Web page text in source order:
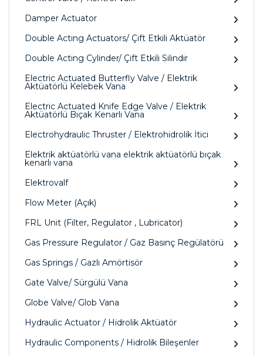
Damper Actuator
Double Acting Actuators/ Çift Etkili Aktüatör
Double Acting Cylinder/ Çift Etkili Silindir
Electric Actuated Butterfly Valve / Elektrik
Aktüatörlü Kelebek Vana
Electric Actuated Knife Edge Valve / Elektrik
Aktüatörlü Bıçak Kenarlı Vana
Electrohydraulic Thruster / Elektrohidrolik İtici
Elektrik aktüatörlü vana elektrik aktüatörlü bıçak
kenarlı vana
Elektrovalf
Flow Meter (Açık)
FRL Unit (Filter, Regulator , Lubricator)
Gas Pressure Regulator / Gaz Basınç Regülatörü
Gas Springs / Gazlı Amörtisör
Gate Valve/ Sürgülü Vana
Globe Valve/ Glob Vana
Hydraulic Actuator / Hidrolik Aktüatör
Hydraulic Components / Hidrolik Bileşenler